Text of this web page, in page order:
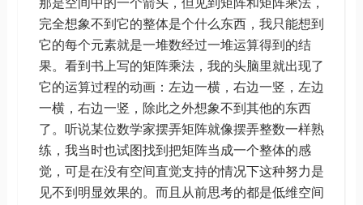
完全想象不到它的整体是个什么东西，我只能想到
它的每个元素就是一堆数经过一堆运算得到的结
果。看到书上写的矩阵乘法，我的头脑里就出现了
它的运算过程的动画：左边一横，右边一竖，左边
一横，右边一竖，除此之外想象不到其他的东西
了。听说某位数学家摆弄矩阵就像摆弄整数一样熟
练，我当时也试图找到把矩阵当成一个整体的感
觉，可是在没有空间直觉支持的情况下这种努力是
见不到明显效果的。而且从前思考的都是低维空间